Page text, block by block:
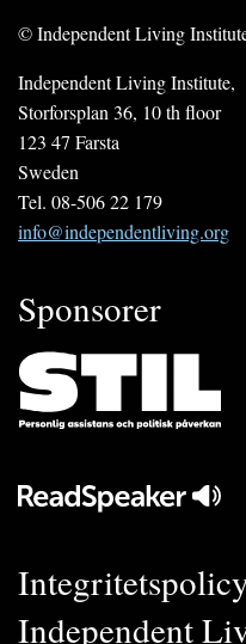
© Independent Living
Independent Living Institute,
Storforsplan 36, 10 th floor
123 47 Farsta
Sweden
Tel. 08-506 22 179
info@independentliving.org
Sponsorer
Independent